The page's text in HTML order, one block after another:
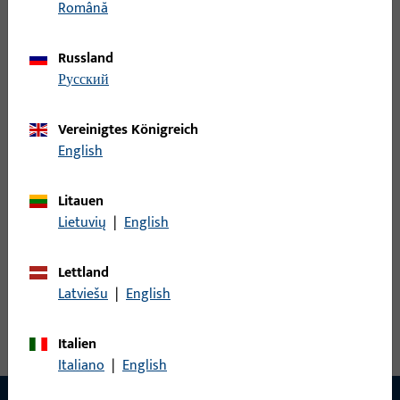
Alle Varianten ansehen
Română
Russland
русский
Vereinigtes Königreich
English
Litauen
Lietuvių | English
Lettland
Latviešu | English
Italien
Italiano | English